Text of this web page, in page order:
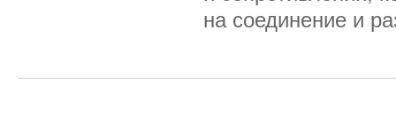
на соединение и